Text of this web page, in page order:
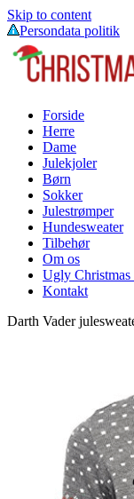
Skip to content
Persondata politik
Forside
Herre
Dame
Julekjoler
Børn
Sokker
Julestrømper
Hundesweater
Tilbehør
Om os
Ugly Christmas
Kontakt
Darth Vader